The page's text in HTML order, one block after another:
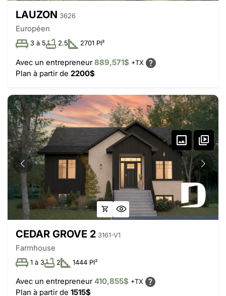
LAUZON 3626
Européen
3 à 5 2.5 2701 PI²
Avec un entrepreneur889,571$ +TX
Plan à partir de 2200$
CEDAR GROVE 2 3161-V1
Farmhouse
1 à 3 2 1444 PI²
Avec un entrepreneur410,855$ +TX
Plan à partir de 1515$